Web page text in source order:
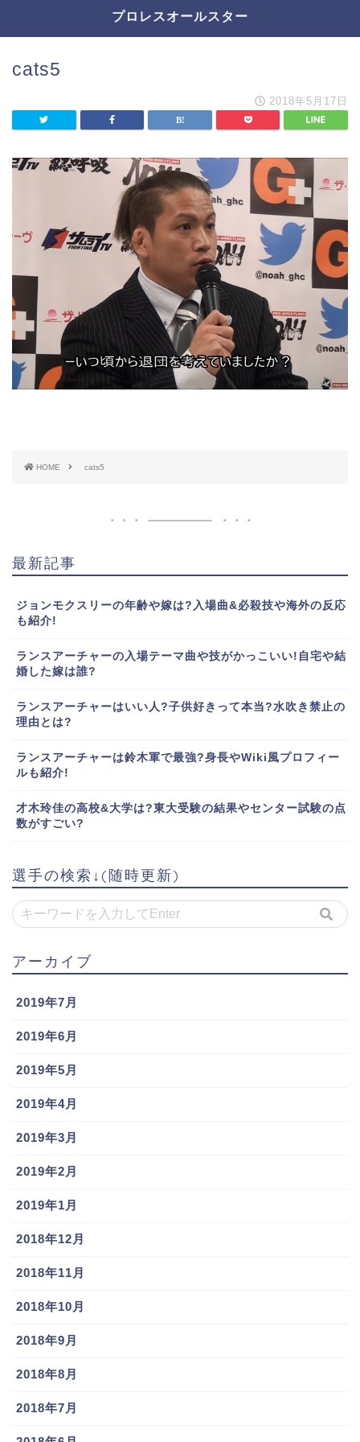
プロレスオールスター
cats5
2018年5月17日
HOME cats5
最新記事
ジョンモクスリーの年齢や嫁は?入場曲&必殺技や海外の反応
も紹介!
ランスアーチャーの入場テーマ曲や技がかっこいい!自宅や結
婚した嫁は誰?
ランスアーチャーはいい人?子供好きって本当?水吹き禁止の
理由とは?
ランスアーチャーは鈴木軍で最強?身長やWiki風プロフィー
ルも紹介!
才木玲佳の高校&大学は?東大受験の結果やセンター試験の点
数がすごい?
選手の検索↓(随時更新)
アーカイブ
2019年7月
2019年6月
2019年5月
2019年4月
2019年3月
2019年2月
2019年1月
2018年12月
2018年11月
2018年10月
2018年9月
2018年8月
2018年7月